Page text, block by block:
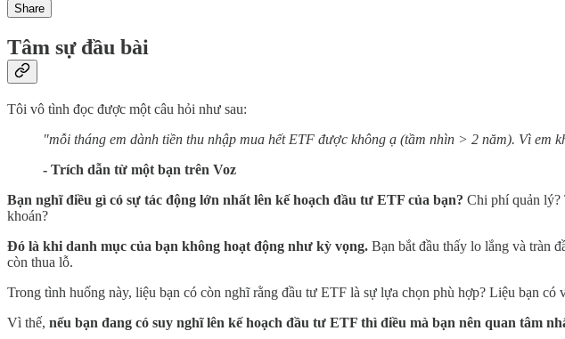
Share
Tâm sự đầu bài
Tôi vô tình đọc được một câu hỏi như sau:
"mỗi tháng em dành tiền thu nhập mua hết ETF được không ạ (tầm nhìn > 2 năm). Vì
- Trích dẫn từ một bạn trên Voz
Bạn nghĩ điều gì có sự tác động lớn nhất lên kế hoạch đầu tư ETF của bạn? Chi phí quản lý?
khoán?
Đó là khi danh mục của bạn không hoạt động như kỳ vọng. Bạn bắt đầu thấy lo lắng và tràn
còn thua lỗ.
Trong tình huống này, liệu bạn có còn nghĩ rằng đầu tư ETF là sự lựa chọn phù hợp? Liệu bạn
Vì thế, nếu bạn đang có suy nghĩ lên kế hoạch đầu tư ETF thì điều mà bạn nên quan tâm